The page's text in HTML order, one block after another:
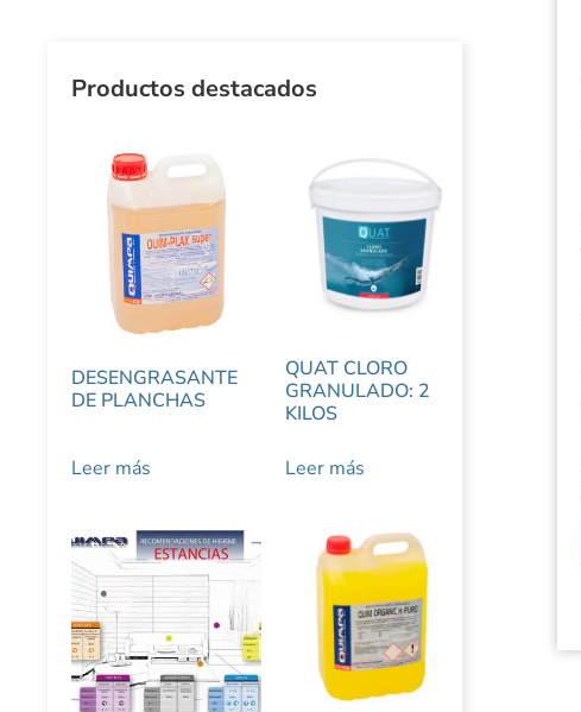
Productos destacados
DESENGRASANTE
DE PLANCHAS
Leer más
QUAT CLORO
GRANULADO: 2
KILOS
Leer más